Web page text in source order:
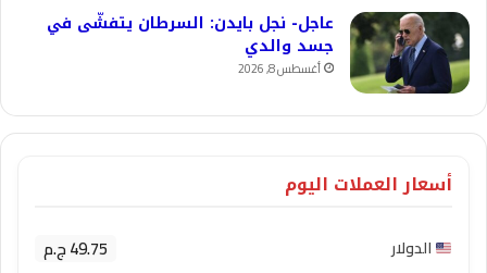
عاجل- نجل بايدن: السرطان يتفشّى في
جسد والدي
أغسطس 8, 2026
أسعار العملات اليوم
الدولار 49.75 ج.م